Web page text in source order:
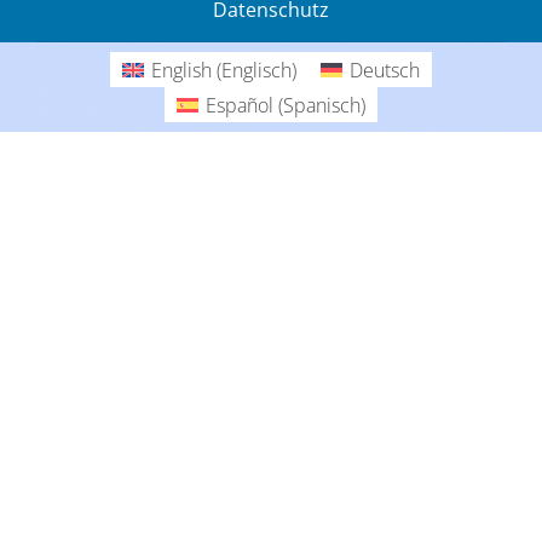
Datenschutz
English (Englisch)
Deutsch
Español (Spanisch)